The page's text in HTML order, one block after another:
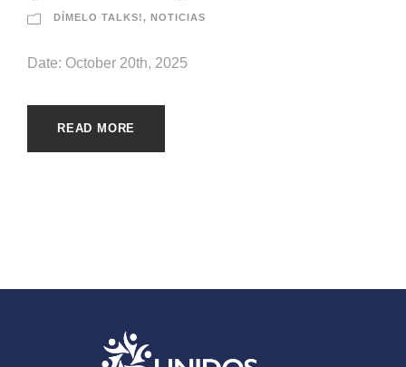
DÍMELO TALKS!, NOTICIAS
Date: October 20th, 2025
READ MORE